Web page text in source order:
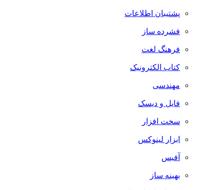
پشتیبان اطلاعات
فشرده ساز
فرهنگ لغت
کتاب الکترونیک
مهندسی
فایل و دیسک
سخت افزار
ابزار لینوکس
آفیس
بهینه ساز